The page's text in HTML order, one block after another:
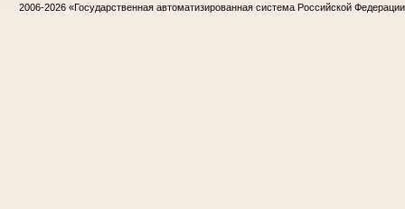
2006-2026 «Государственная автоматизированная система Российской